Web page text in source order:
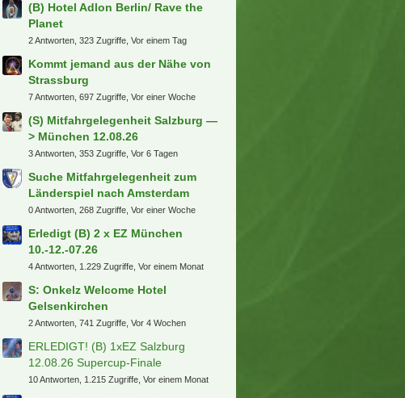
Kicker Managerspiel 2. Liga & 3.
Liga
Vantheman 6. August 2026 um 17:40
kicker managerspiel 23/24 1.liga
interaktiv
UdoKannJudo 6. August 2026 um 17:13
Real Madrid
RM1902 6. August 2026 um 16:34
PDC Dart WM
ElBarto 6. August 2026 um 13:15
Dänische Superliga (FC
Kopenhagen, Bröndby IF, FC
Midtjylland etc.)
hda 6. August 2026 um 13:09
Heiße Themen
Planet
2 Antworten, 323 Zugriffe, Vor einem Tag